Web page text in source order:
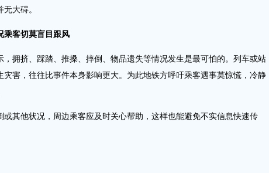
大碍。
乘客切莫盲目跟风
，拥挤、踩踏、推搡、摔倒、物品遗失等情况发生是最可怕的。列车或站
灾害，往往比事件本身影响更大。为此地铁方呼吁乘客遇事莫惊慌，冷静
或其他状况，周边乘客应及时关心帮助，这样也能避免不实信息快速传